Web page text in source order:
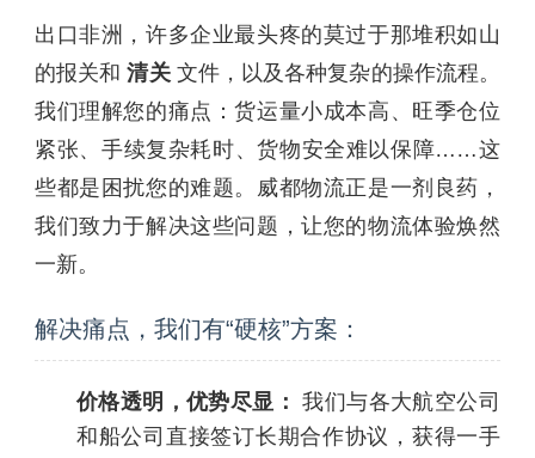
出口非洲，许多企业最头疼的莫过于那堆积如山
的报关和清关 文件，以及各种复杂的操作流程。
我们理解您的痛点：货运量小成本高、旺季仓位
紧张、手续复杂耗时、货物安全难以保障……这
些都是困扰您的难题。威都物流正是一剂良药，
我们致力于解决这些问题，让您的物流体验焕然
一新。
解决痛点，我们有“硬核”方案：
价格透明，优势尽显：我们与各大航空公司
和船公司直接签订长期合作协议，获得一手